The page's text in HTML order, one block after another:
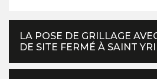
LA POSE DE GRILLAGE
DE SITE FERMÉ À SAINT